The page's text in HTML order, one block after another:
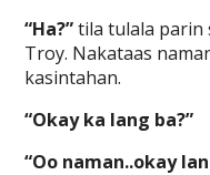
“Ha?”tila tulala parin
Troy. Nakataas
kasintahan.
“Okay ka lang ba?”
“Oo naman..okay